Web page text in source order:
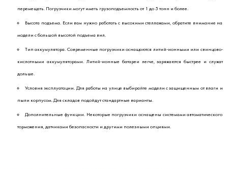
перемещать. Погрузчики могут иметь грузоподъемность от 1 до 5 тонн и более.
Высота подъема. Если вам нужно работать с высокими стеллажами, обратите внимание на
модели с большой высотой подъема вил.
Тип аккумулятора. Современные погрузчики оснащаются литий-ионными или свинцово-
кислотными аккумуляторами. Литий-ионные батареи легче, заряжаются быстрее и служат
дольше.
Условия эксплуатации. Для работы на улице выбирайте модели с защищенным от влаги и
пыли корпусом. Для складов подойдут стандартные варианты.
Дополнительные функции. Некоторые погрузчики оснащены системами автоматического
торможения, датчиками безопасности и другими полезными опциями.